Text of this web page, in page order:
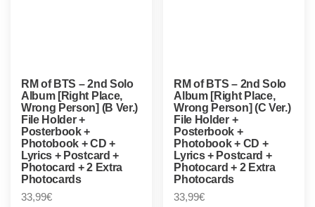
RM of BTS – 2nd Solo
Album [Right Place,
Wrong Person] (B Ver.)
File Holder +
Posterbook +
Photobook + CD +
Lyrics + Postcard +
Photocard + 2 Extra
Photocards
33,99€
RM of BTS – 2nd Solo
Album [Right Place,
Wrong Person] (C Ver.)
File Holder +
Posterbook +
Photobook + CD +
Lyrics + Postcard +
Photocard + 2 Extra
Photocards
33,99€